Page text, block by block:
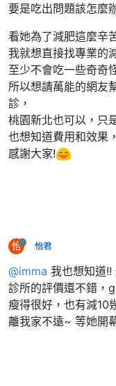
要是吃出問題該怎麼
看她為了減肥這麼辛
我就想直接找專業的
至少不會吃一些奇奇
所以想請萬能的網友
診，
桃園新北也可以，只
也想知道費用和效果，
感謝大家!
怡 怡君
@imma 我也想知道
診所的評價還不錯，
瘦得很好，也有減10
離我家不遠~ 等她開